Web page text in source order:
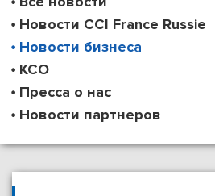
Новости CCI France Russie
Новости бизнеса
КСО
Пресса о нас
Новости партнеров